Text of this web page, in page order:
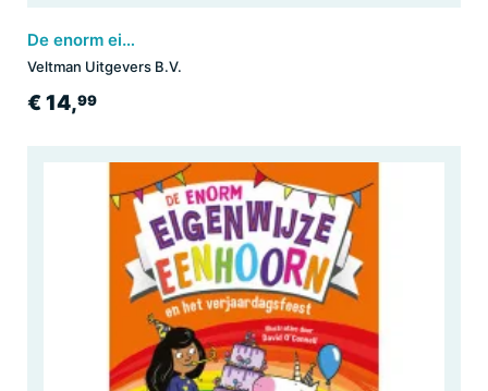
De enorm eigenwijze eenhoorn
Veltman Uitgevers B.V.
€ 14,99